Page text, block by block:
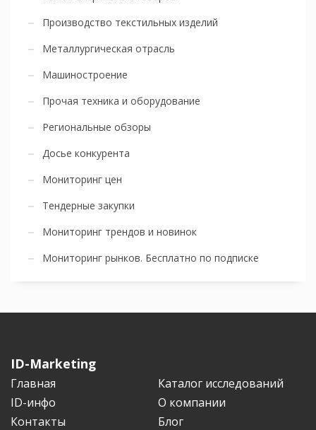
Производство текстильных изделий
Металлургическая отрасль
Машиностроение
Прочая техника и оборудование
Региональные обзоры
Досье конкурента
Мониторинг цен
Тендерные закупки
Мониторинг трендов и новинок
Мониторинг рынков. Бесплатно по подписке
ID-Marketing
Главная
Каталог исследований
ID-инфо
О компании
Контакты
Блог